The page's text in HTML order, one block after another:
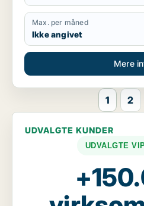
Max. per måned
Ikke angivet
Mere
1 2
UDVALGTE KUNDER
UDVALGTE